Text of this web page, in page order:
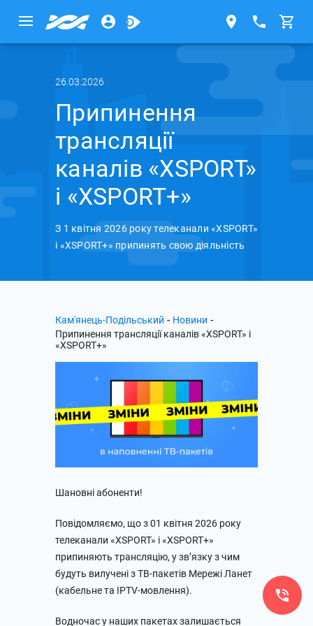
26.03.2026
Припинення
трансляції
каналів «XSPORT»
і «XSPORT+»
З 1 квітня 2026 року телеканали «XSPORT»
і «XSPORT+» припинять свою діяльність
Кам'янець-Подільський - Новини -
Припинення трансляції каналів «XSPORT» і
«XSPORT+»
Шановні абоненти!
Повідомляємо, що з 01 квітня 2026 року
телеканали «XSPORT» і «XSPORT+»
припиняють трансляцію, у зв’язку з чим
будуть вилучені з ТВ-пакетів Мережі Ланет
(кабельне та IPTV-мовлення).
Водночас у наших пакетах залишається